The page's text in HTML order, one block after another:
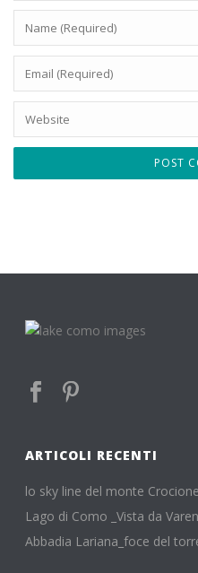
ARTICOLI RECENTI
lo sky line del monte
Lago di Como _Vista da
Abbadia Lariana_foce del